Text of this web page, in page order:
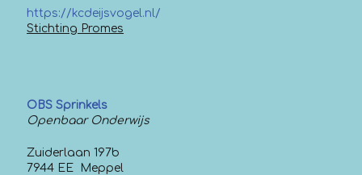
https://kcdeijsvogel.nl/
Stichting Promes
OBS Sprinkels
Openbaar Onderwijs
Zuiderlaan 197b
7944 EE Meppel